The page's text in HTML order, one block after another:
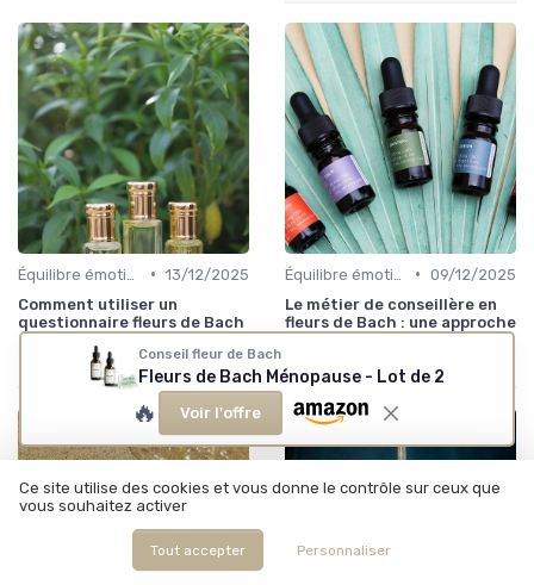
• 13/12/2025
Comment utiliser un
questionnaire fleurs de Bach
en pdf pour un bilan
émotionnel personnalisé
• 09/12/2025
Le métier de conseillère en
fleurs de Bach : une approche
Conseil fleur de Bach
Fleurs de Bach Ménopause - Lot de 2
🔥 Voir l'offre
Ce site utilise des cookies et vous donne le contrôle sur ceux que
vous souhaitez activer
Tout accepter Personnaliser